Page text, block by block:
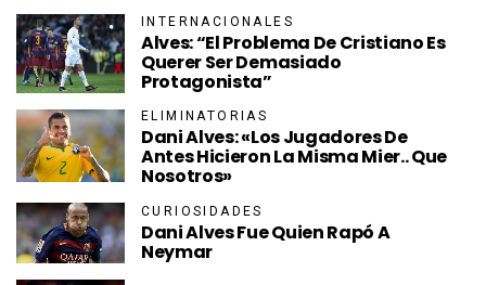
INTERNACIONALES
Alves: “El Problema De Cristiano Es
Querer Ser Demasiado
Protagonista”
ELIMINATORIAS
Dani Alves: «Los Jugadores De
Antes Hicieron La Misma Mier.. Que
Nosotros»
CURIOSIDADES
Dani Alves Fue Quien Rapó A
Neymar